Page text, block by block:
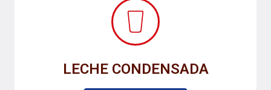
LECHE CONDENSADA